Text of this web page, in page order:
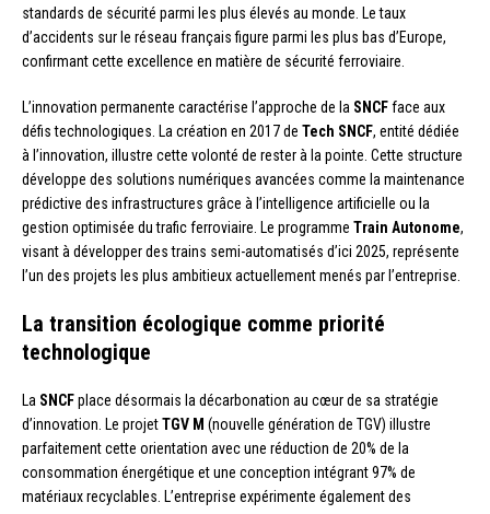
standards de sécurité parmi les plus élevés au monde. Le taux
d’accidents sur le réseau français figure parmi les plus bas d’Europe,
confirmant cette excellence en matière de sécurité ferroviaire.
L’innovation permanente caractérise l’approche de la SNCFface aux
défis technologiques. La création en 2017 de Tech SNCF, entité dédiée
à l’innovation, illustre cette volonté de rester à la pointe. Cette structure
développe des solutions numériques avancées comme la maintenance
prédictive des infrastructures grâce à l’intelligence artificielle ou la
gestion optimisée du trafic ferroviaire. Le programme Train Autonome,
visant à développer des trains semi-automatisés d’ici 2025, représente
l’un des projets les plus ambitieux actuellement menés par l’entreprise.
La transition écologique comme priorité
technologique
La SNCFplace désormais la décarbonation au cœur de sa stratégie
d’innovation. Le projetTGV M (nouvelle génération de TGV) illustre
parfaitement cette orientation avec une réduction de 20% de la
consommation énergétique et une conception intégrant 97% de
matériaux recyclables. L’entreprise expérimente également des